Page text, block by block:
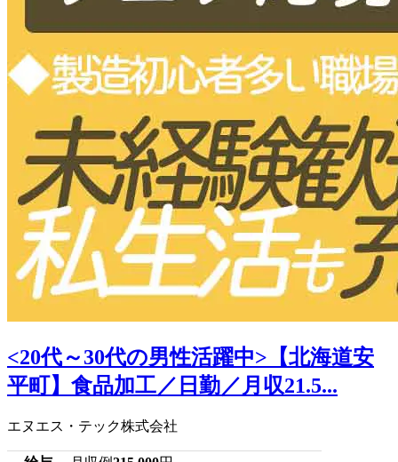
<20代～30代の男性活躍中>【北海道安
平町】食品加工／日勤／月収21.5...
エヌエス・テック株式会社